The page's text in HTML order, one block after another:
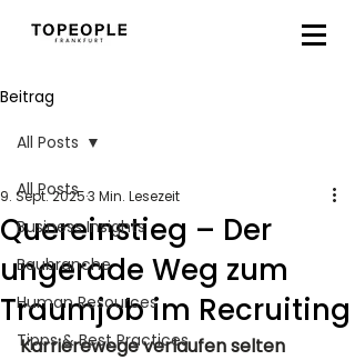
Beitrag
All Posts
Business Insights
Baubranche
Human Resources
Tipps & Best Practices
All Posts
Quereinstieg – Der
ungerade Weg zum
Traumjob im Recruiting
9. Sept. 20253 Min. Lesezeit
Karrierewege verlaufen selten